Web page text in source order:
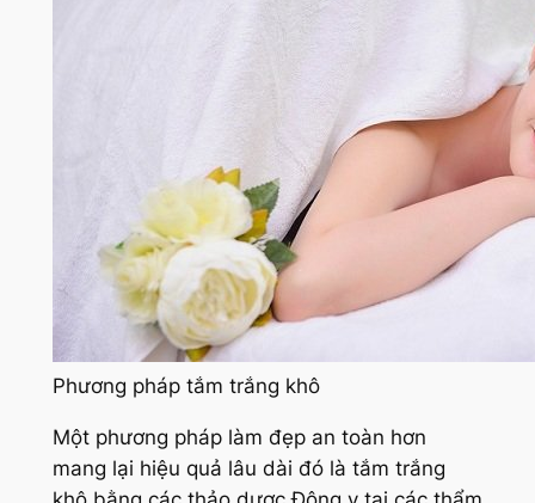
Phương pháp tắm trắng khô
Một phương pháp làm đẹp an toàn hơn
mang lại hiệu quả lâu dài đó là tắm trắng